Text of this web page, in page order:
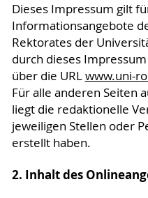
Dieses Impressum gilt
Informationsangebote
Rektorates der
durch dieses
über die URLwww.uni-
Für alle anderen Seiten
liegt die redaktionelle
jeweiligen Stellen oder
erstellt haben.
2. Inhalt des